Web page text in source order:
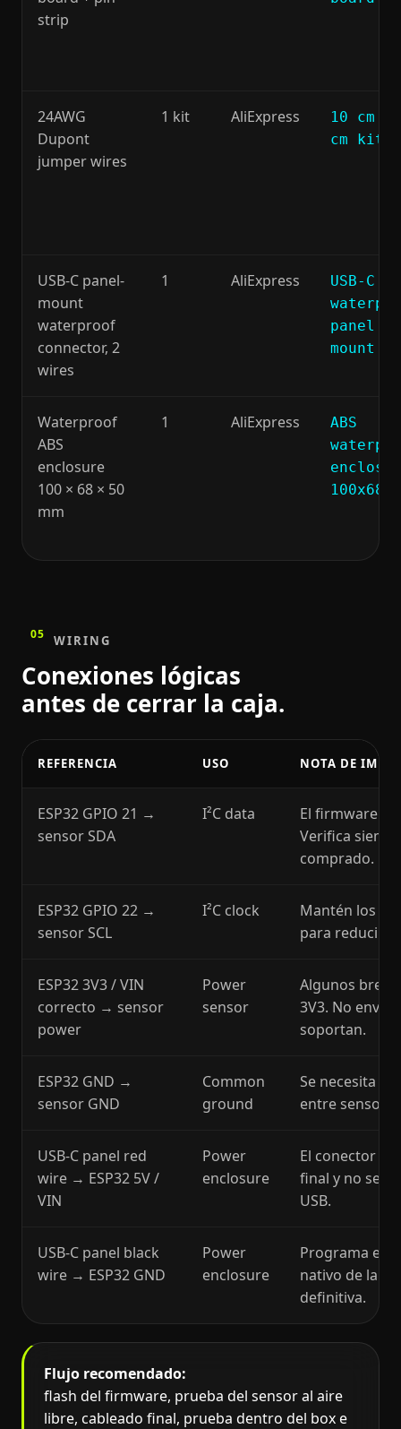
strip
24AWG
Dupont
jumper wires
1 kit AliExpress
10 cm /
cm kit
USB-C panel-
mount
waterproof
connector, 2
wires
1 AliExpress
USB-C
panel
mount
Waterproof
ABS
enclosure
100 × 68 × 50
mm
1 AliExpress
ABS
05 WIRING
Conexiones lógicas
antes de cerrar la caja.
REFERENCIA USO NOTA DE
ESP32 GPIO 21 →
sensor SDA
I²C data
El firmware
Verifica
comprado.
ESP32 GPIO 22 →
sensor SCL
I²C clock
Mantén los
para reducir
ESP32 3V3 / VIN
correcto → sensor
power
Power
sensor
Algunos
3V3. No
soportan.
ESP32 GND →
sensor GND
Common
ground
Se necesita
entre sensor,
USB-C panel red
wire → ESP32 5V /
VIN
Power
enclosure
El conector
final y no se
USB.
USB-C panel black
wire → ESP32 GND
Power
enclosure
Programa el
nativo de la
definitiva.
Flujo recomendado:
flash del firmware, prueba del sensor al aire
libre, cableado final, prueba dentro del box e